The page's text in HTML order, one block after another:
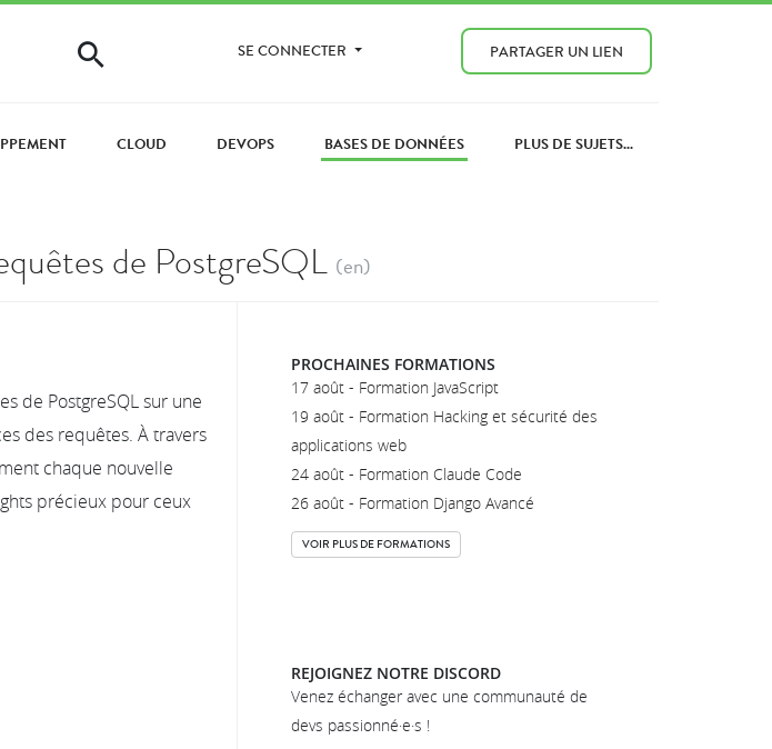
SE CONNECTER PARTAGER UN LIEN
CLOUD DEVOPS BASES DE DONNÉES PLUS DE SUJETS...
de PostgreSQL (en)
de PostgreSQL sur une
des requêtes. À travers
chaque nouvelle
précieux pour ceux
PROCHAINES FORMATIONS
17 août - Formation JavaScript
19 août - Formation Hacking et sécurité des
applications web
24 août - Formation Claude Code
26 août - Formation Django Avancé
VOIR PLUS DE FORMATIONS
REJOIGNEZ NOTRE DISCORD
Venez échanger avec une communauté de
devs passionné·e·s !